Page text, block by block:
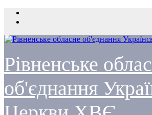
Перейти
Рівненське
об'єднання